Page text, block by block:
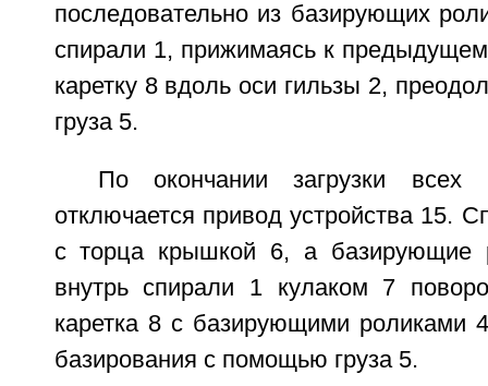
последовательно из базирующих
спирали 1, прижимаясь к
каретку 8 вдоль оси гильзы 2,
груза 5.
По окончании загрузки всех
отключается привод устройства 15.
с торца крышкой 6, а базирующие
внутрь спирали 1 кулаком 7
каретка 8 с базирующими роликами
базирования с помощью груза 5.